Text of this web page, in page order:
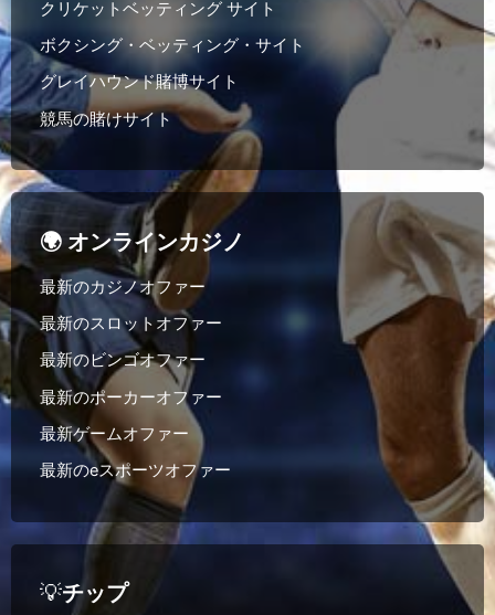
クリケットベッティング サイト
ボクシング・ベッティング・サイト
グレイハウンド賭博サイト
競馬の賭けサイト
🌍 オンラインカジノ
最新のカジノオファー
最新のスロットオファー
最新のビンゴオファー
最新のポーカーオファー
最新ゲームオファー
最新のeスポーツオファー
💡チップ